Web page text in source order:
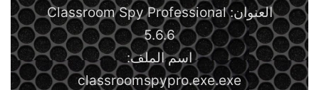
العنوان: Classroom Spy Professional
5.6.6
اسم الملف:
classroomspypro.exe.exe